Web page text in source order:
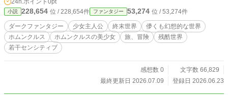
われた過去と、灰に覆われた世界の真実を巡る、ホムンクル
スの旅が始まる。
24h.ポイント 0pt
小説 228,654 位 / 228,654件 ファンタジー 53,274 位 / 53,274件
ダークファンタジー 少女主人公 終末世界
儚くも幻想的な世界
ホムンクルス
ホムンクルスの美少女 旅、冒険
残酷世界
若干センシティブ
感想数 0
文字数 66,829
最終更新日 2026.07.09
登録日 2026.06.23